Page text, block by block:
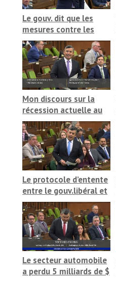
Le gouv. dit que les
mesures contre les
biens du travail forcé
sont déjà robustes.
Pourquoi le PL?
Mon discours sur la
récession actuelle au
Canada
Le protocole d’entente
entre le gouv.libéral et
RPC demeure secret. Il
doit être rendu public
Le secteur automobile
a perdu 5 milliards de $